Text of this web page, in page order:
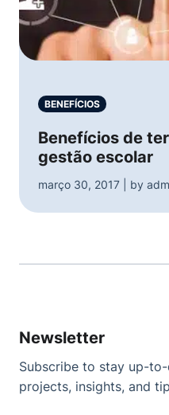
BENEFÍCIOS
Benefícios de
gestão escolar
março 30, 2017 | by
Newsletter
Subscribe to stay up-
projects, insights, and